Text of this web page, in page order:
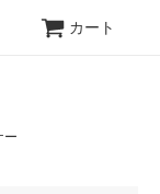
カート
ー